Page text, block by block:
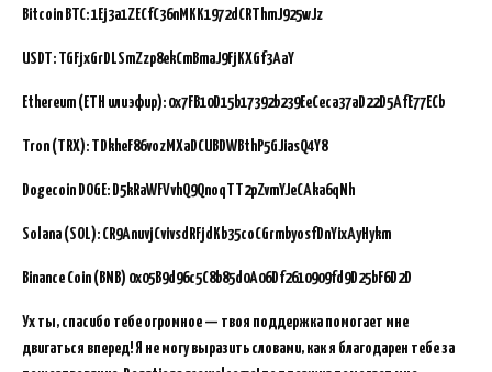
Bitcoin BTC:1Ej3a1ZECfC36nMKK1972dCRThmJ925wJz
USDT: TGFjxGrDLSmZzp8ekCmBmaJ9FjKXGf3AaY
Ethereum (ETH или эфир): 0x7FB10D15b17392b239EeCeca37aD22D5AfE77ECb
Tron (TRX): TDkheF86vozMXaDCUBDWBthP5GJiasQ4Y8
Dogecoin DOGE: D5kRaWFVvhQ9QnoqTT2pZvmYJeCAka6qNh
Solana (SOL): CR9AnuvjCvivsdRFjdKb35coCGrmbyosfDnYixAyHykm
Binance Coin (BNB) 0x05B9d96c5C8b85d0A06Df2610909fd9D25bF6D2D
Ух ты, спасибо тебе огромное — твоя поддержка помогает мне
двигаться вперед! Я не могу выразить словами, как я благодарен тебе за